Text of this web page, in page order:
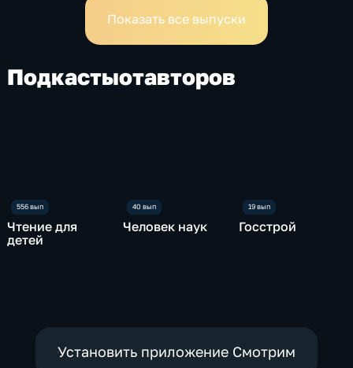
Показать все выпуски
Подкастыотавторов
Чтение для
детей
Человек наук Госстрой
Установить приложение Смотрим